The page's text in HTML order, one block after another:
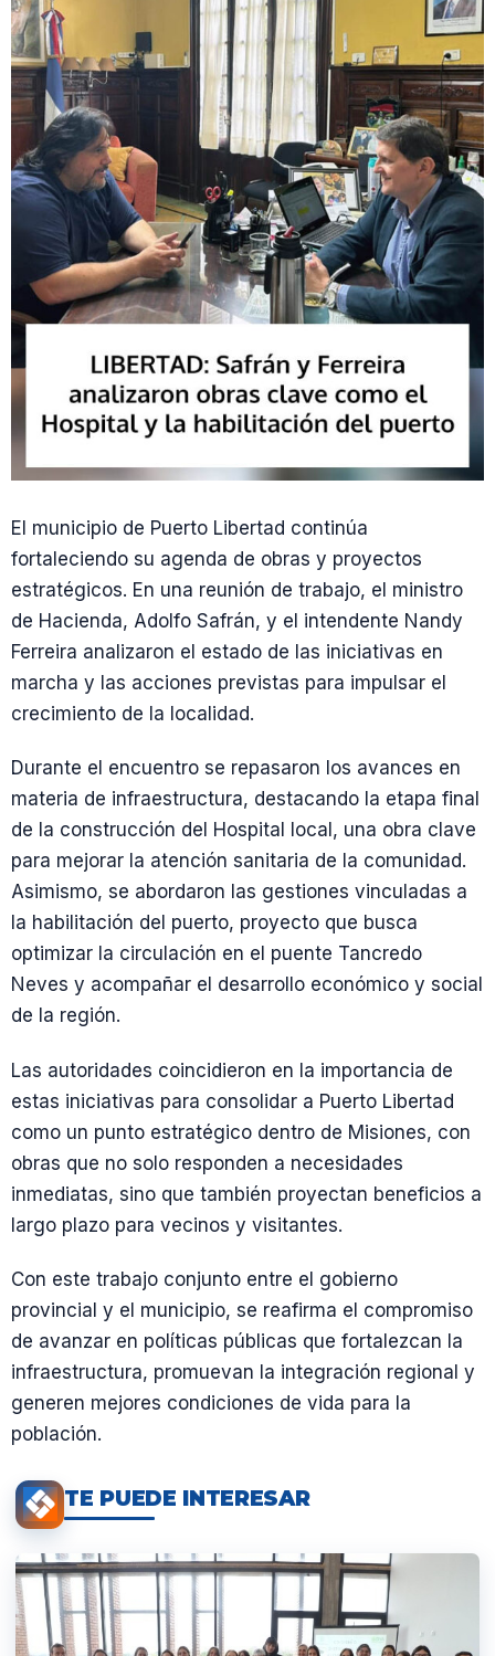
El municipio de Puerto Libertad continúa
fortaleciendo su agenda de obras y proyectos
estratégicos. En una reunión de trabajo, el ministro
de Hacienda, Adolfo Safrán, y el intendente Nandy
Ferreira analizaron el estado de las iniciativas en
marcha y las acciones previstas para impulsar el
crecimiento de la localidad.
Durante el encuentro se repasaron los avances en
materia de infraestructura, destacando la etapa final
de la construcción del Hospital local, una obra clave
para mejorar la atención sanitaria de la comunidad.
Asimismo, se abordaron las gestiones vinculadas a
la habilitación del puerto, proyecto que busca
optimizar la circulación en el puente Tancredo
Neves y acompañar el desarrollo económico y social
de la región.
Las autoridades coincidieron en la importancia de
estas iniciativas para consolidar a Puerto Libertad
como un punto estratégico dentro de Misiones, con
obras que no solo responden a necesidades
inmediatas, sino que también proyectan beneficios a
largo plazo para vecinos y visitantes.
Con este trabajo conjunto entre el gobierno
provincial y el municipio, se reafirma el compromiso
de avanzar en políticas públicas que fortalezcan la
infraestructura, promuevan la integración regional y
generen mejores condiciones de vida para la
población.
TE PUEDE INTERESAR